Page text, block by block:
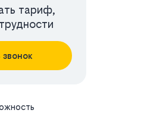
тариф,
звонок